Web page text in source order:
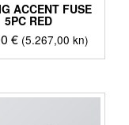
ACCENT FUSE
5PC RED
€ (5.267,00 kn)